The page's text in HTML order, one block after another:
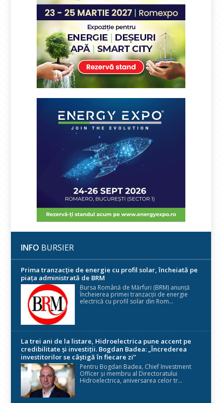
INFO BURSIER
Prima tranzacție de energie cu profil solar, încheiată pe
piața administrată de BRM
Bursa Română de Mărfuri (BRM) anunță
încheierea primei tranzacții de energie
electrică cu profil solar din Rom...
La trei ani de la listare, Hidroelectrica pune accent pe
credibilitate și investiții. Bogdan Badea: „Încrederea
investitorilor se câștigă în fiecare zi”
Pentru Bogdan Badea, Chief Investment
Officer și membru al Directoratului
Hidroelectrica, aniversarea celor tr...